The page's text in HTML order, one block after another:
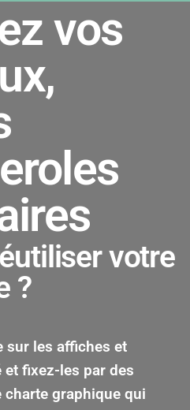
vos
votre
?
sur les affiches et
fixez-les par des
graphique qui